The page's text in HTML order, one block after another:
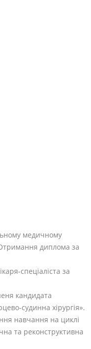
медичному
диплома за
спеціаліста за
кандидата
судинна хірургія».
навчання на циклі
та реконструктивна